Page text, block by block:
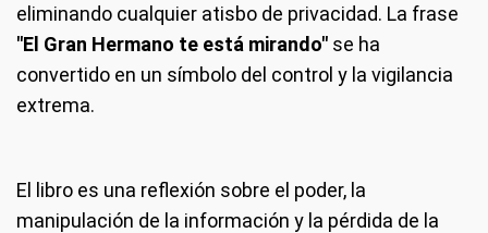
eliminando cualquier atisbo de privacidad. La frase
"El Gran Hermano te está mirando" se ha
convertido en un símbolo del control y la vigilancia
extrema.
El libro es una reflexión sobre el poder, la
manipulación de la información y la pérdida de la